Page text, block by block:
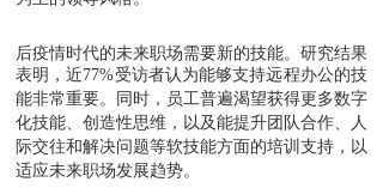
后疫情时代的未来职场需要新的技能。 研究结果
表明，近77%受访者认为能够支持远程办公的技
能非常重要。同时，员工普遍渴望获得更多数字
化技能、创造性思维，以及能提升团队合作、人
际交往和解决问题等软技能方面的培训支持，以
适应未来职场发展趋势。